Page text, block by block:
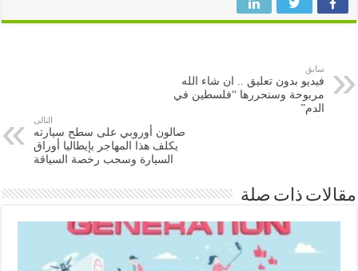
فيديو بدون تعليق .. ان شاء الله
مربوحة وسنحررها “فلسطين في
صالون أوروبي على سطح سيارته
يكلف هذا المهاجر بإيطاليا أوراق
السيارة وسحب رخصة السياقة
ذات صلة